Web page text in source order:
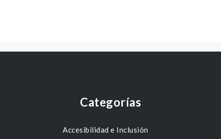
Categorías
Accesibilidad e Inclusión